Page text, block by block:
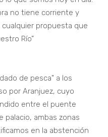
no tiene corriente y
propuesta que
Río”
de pesca" a los
por Aranjuez, cuyo
entre el puente
palacio, ambas zonas
en la abstención